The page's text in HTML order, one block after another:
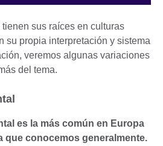
sus raíces en culturas
su propia interpretación y sistema
veremos algunas variaciones
del tema.
es la más común en Europa
que conocemos generalmente.